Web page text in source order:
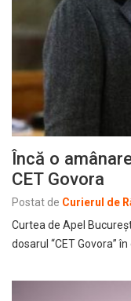
Încă o
CET Govora
Postat de Curierul de
Curtea de Apel
dosarul “CET Govora”